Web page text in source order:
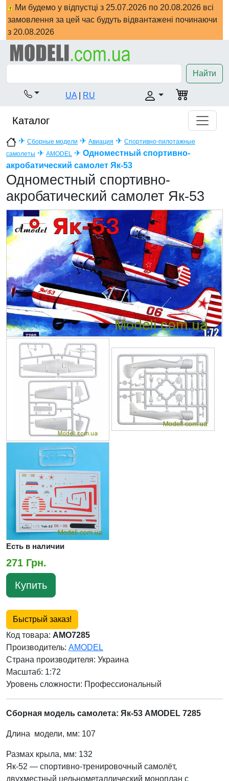
Ми будемо у відпустці з 25.07.2026 по 20.08.2026 всі
замовлення за цей час будуть відвантажені починаючи
з 20.08.2026
Найти
UA RU
Каталог
✈ Сборные модели ✈ Авиация ✈ Спортивно-пилотажные
самолеты ✈ AMODEL ✈ Одноместный спортивно-
акробатический самолет Як-53
Одноместный спортивно-
акробатический самолет Як-53
Есть в наличии
271 Грн.
Купить
Быстрый заказ!
Код товара: AMO7285
Производитель: AMODEL
Страна производителя: Украина
Масштаб: 1:72
Уровень сложности: Профессиональный
Сборная модель самолета: Як-53 AMODEL 7285
Длина модели, мм: 107
Размах крыла, мм: 132
Як-52 — спортивно-тренировочный самолёт,
двухместный цельнометаллический моноплан с